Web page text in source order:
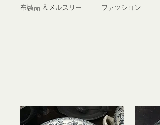
布製品 ＆メルスリー ファッション